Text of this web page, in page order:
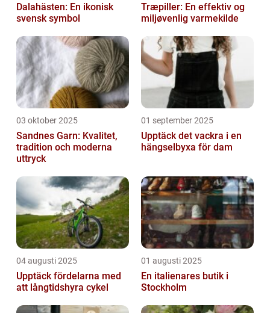
Dalahästen: En ikonisk
svensk symbol
Træpiller: En effektiv og
miljøvenlig varmekilde
03 oktober 2025
Sandnes Garn: Kvalitet,
tradition och moderna
uttryck
01 september 2025
Upptäck det vackra i en
hängselbyxa för dam
04 augusti 2025
Upptäck fördelarna med
att långtidshyra cykel
01 augusti 2025
En italienares butik i
Stockholm